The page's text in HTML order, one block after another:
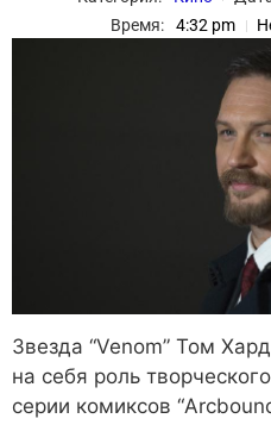
Время:
4:32 pm
Звезда “Venom” Том
на себя роль
серии комиксов